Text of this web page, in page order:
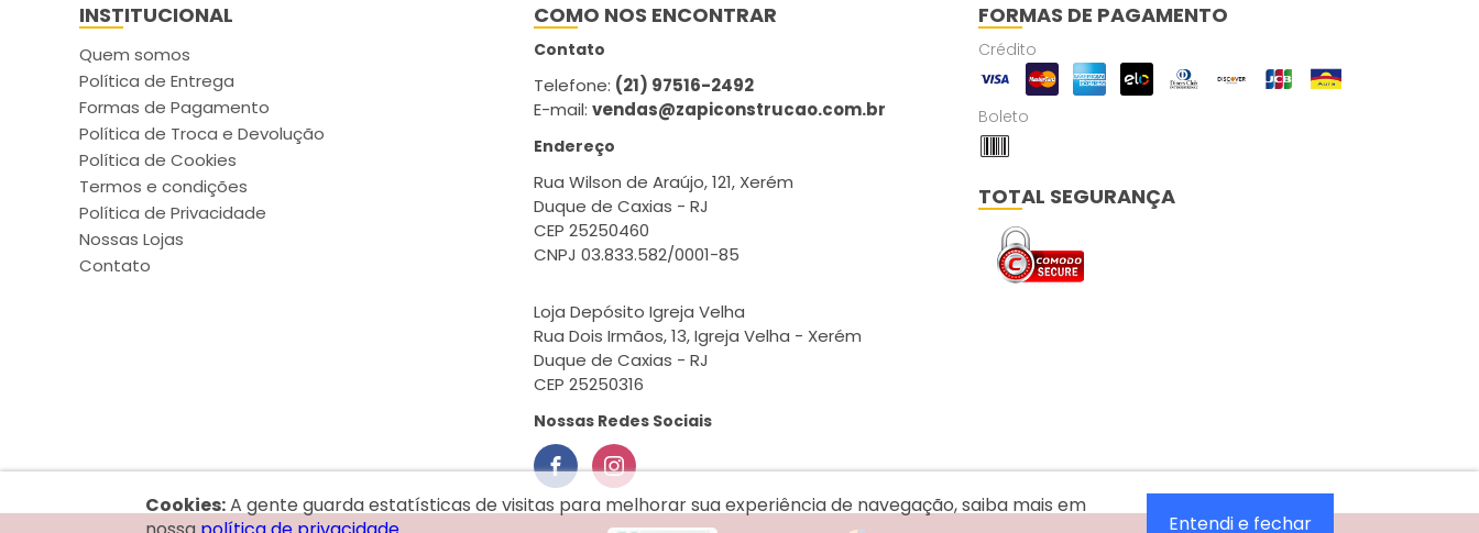
INSTITUCIONAL
Quem somos
Política de Entrega
Formas de Pagamento
Política de Troca e Devolução
Política de Cookies
Termos e condições
Política de Privacidade
Nossas Lojas
Contato
COMO NOS ENCONTRAR
Contato
Telefone: (21) 97516-2492
E-mail:vendas@zapiconstrucao.com.br
Endereço
Rua Wilson de Araújo, 121, Xerém
Duque de Caxias - RJ
CEP 25250460
CNPJ 03.833.582/0001-85
Loja Depósito Igreja Velha
Rua Dois Irmãos, 13, Igreja Velha - Xerém
Duque de Caxias - RJ
CEP 25250316
Nossas Redes Sociais
FORMAS DE PAGAMENTO
Crédito
Boleto
TOTAL SEGURANÇA
Cookies:A gente guarda estatísticas de visitas para melhorar sua experiência de navegação, saiba mais em
Entendi e fechar